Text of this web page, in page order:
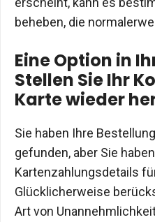
beheben, die
Eine Option in
Stellen Sie Ihr
Karte wieder
Sie haben Ihre
gefunden, aber Sie
Kartenzahlungsdetails
Glücklicherweise
Art von